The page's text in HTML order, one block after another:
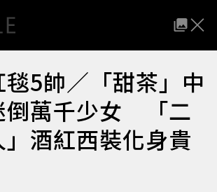
5帥／「甜茶」中
倒萬千少女 「二
酒紅西裝化身貴